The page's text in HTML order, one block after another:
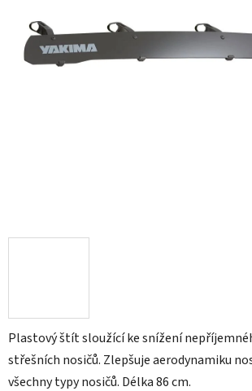
Plastový štít sloužící ke snížení
střešních nosičů. Zlepšuje aerodynamiku
všechny typy nosičů. Délka 86 cm.